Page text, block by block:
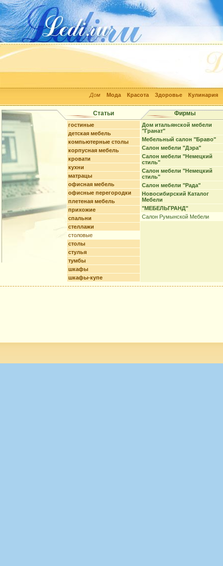
Дом Мода Красота Здоровье Кулинария
Статьи Фирмы
гостиные
детская мебель
компьютерные столы
корпусная мебель
кровати
кухни
матрацы
офисная мебель
офисные перегородки
плетеная мебель
прихожие
спальни
стеллажи
столовые
столы
стулья
тумбы
шкафы
шкафы-купе
Дом итальянской мебели
"Гранат"
Мебельный салон "Браво"
Салон мебели "Дэра"
Салон мебели "Немецкий
стиль"
Салон мебели "Немецкий
стиль"
Салон мебели "Рада"
Новосибирский Каталог
Мебели
"МЕБЕЛЬГРАНД"
Салон Румынской Мебели